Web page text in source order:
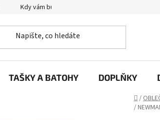
Kdy vám bude zboží doručené?
TAŠKY A BATOHY DOPLŇKY
Domů
/
/